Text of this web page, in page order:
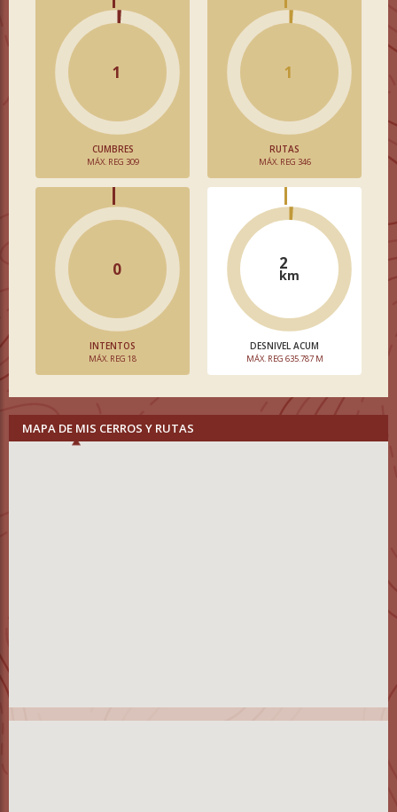
1
CUMBRES
MÁX. REG 309
1
RUTAS
MÁX. REG 346
0
INTENTOS
MÁX. REG 18
2
km
DESNIVEL ACUM
MÁX. REG 635.787 M
MAPA DE MIS CERROS Y RUTAS